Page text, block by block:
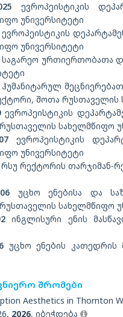
ევროპეისტიკის
უნივერსიტეტი
უნივერსიტეტი
საგარეო ურთიერთობათა
ჰუმანიტარულ
შოთა რუსთაველის
ევროპეისტიკის
სახელმწიფო
ევროპეისტიკის
უნივერსიტეტი
რექტორის თარჯიმან-
უცხო ენებისა და
სახელმწიფო
ინგლისური ენის
უცხო ენების კათედრის
შრომები
Aesthetics in Thornton
2026, იბეჭდება